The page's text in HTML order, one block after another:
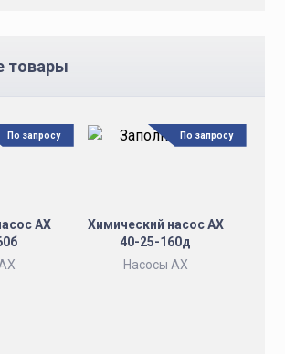
товары
АХ
По запросу
Химический насос АХ
40-25-160д
Насосы АХ
По запросу